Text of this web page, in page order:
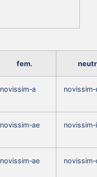
fem.
novissim‑a
novissim‑ae novissim‑i
novissim‑ae